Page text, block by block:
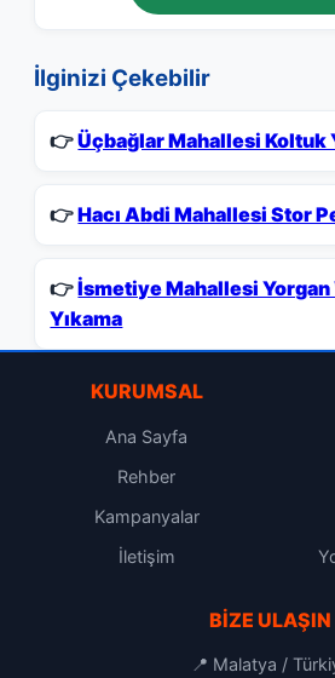
İlginizi Çekebilir
👉Üçbağlar Mahallesi Koltuk
👉Hacı Abdi Mahallesi Stor
👉İsmetiye Mahallesi
Yıkama
KURUMSAL
Ana Sayfa
Rehber
Kampanyalar
İletişim
BIZE ULAŞIN
📍 Malatya /